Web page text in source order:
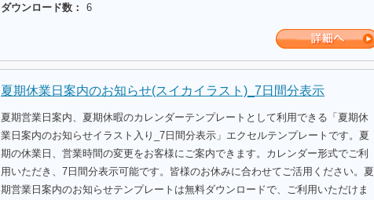
ダウンロード数：
6
夏期休業日案内のお知らせ(スイカイラスト)_7日間分表示
夏期営業日案内、夏期休暇のカレンダーテンプレートとして利用できる「夏期休
業日案内のお知らせイラスト入り_7日間分表示」エクセルテンプレートです。夏
期の休業日、営業時間の変更をお客様にご案内できます。カレンダー形式でご利
用いただき、7日間分表示可能です。皆様のお休みに合わせてご活用ください。夏
期営業日案内のお知らせテンプレートは無料ダウンロードで、ご利用いただけま